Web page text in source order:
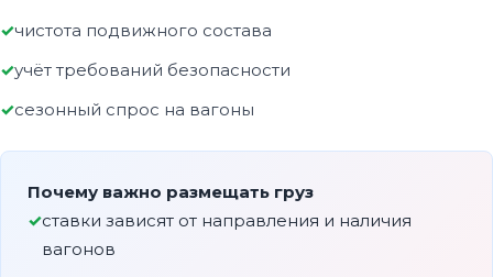
чистота подвижного состава
учёт требований безопасности
сезонный спрос на вагоны
Почему важно размещать груз
ставки зависят от направления и наличия
вагонов